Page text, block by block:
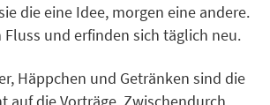
die eine Idee, morgen eine andere.
Fluss und erfinden sich täglich neu.
Häppchen und Getränken sind die
auf die Vorträge. Zwischendurch